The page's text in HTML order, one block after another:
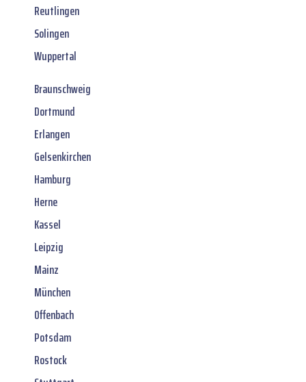
Reutlingen
Solingen
Wuppertal
Braunschweig
Dortmund
Erlangen
Gelsenkirchen
Hamburg
Herne
Kassel
Leipzig
Mainz
München
Offenbach
Potsdam
Rostock